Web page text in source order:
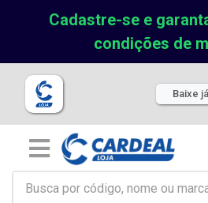
Cadastre-se e
condições de
Baixe